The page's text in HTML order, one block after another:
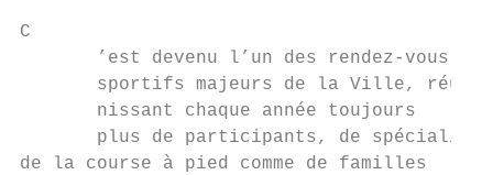
C
’est devenu l’un des rendez-vous
sportifs majeurs de la Ville, réu-
nissant chaque année toujours
plus de participants, de
de la course à pied comme de familles